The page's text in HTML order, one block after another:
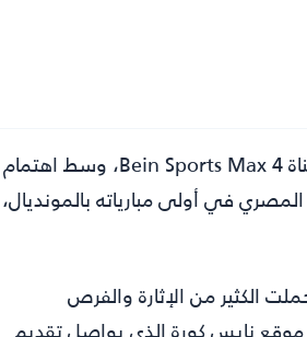
نقلت مباراة مصر وبلجيكا في كأس العالم 2026 عبر قناة Bein Sports Max 2 وقناة Bein Sports Max 4، وسط اهتمام
في أولى مبارياته بالمونديال،
الكثير من الإثارة والفرص